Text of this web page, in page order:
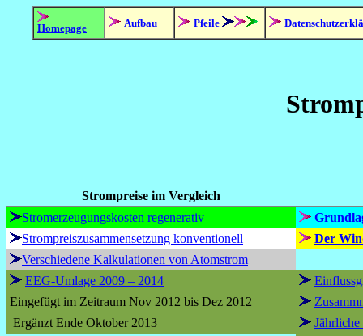
Homepage Aufbau Pfeile
Strompreise im Vergleich
Stromerzeugungskosten regenerativ
Strompreiszusammensetzung konventionell
Der
Verschiedene Kalkulationen von Atomstrom
EEG-Umlage 2009 – 2014
Eingefügt im Zeitraum Nov 2012 bis Dez 2012
Ergänzt Ende Oktober 2013